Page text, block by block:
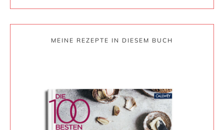
MEINE REZEPTE IN DIESEM BUCH